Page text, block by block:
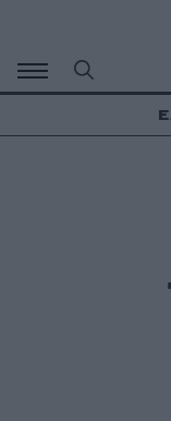
περιεχόμενο